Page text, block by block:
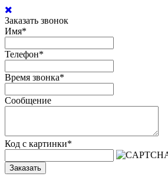
Заказать звонок
Имя*
Телефон*
Время звонка*
Сообщение
Код с картинки*
Заказать